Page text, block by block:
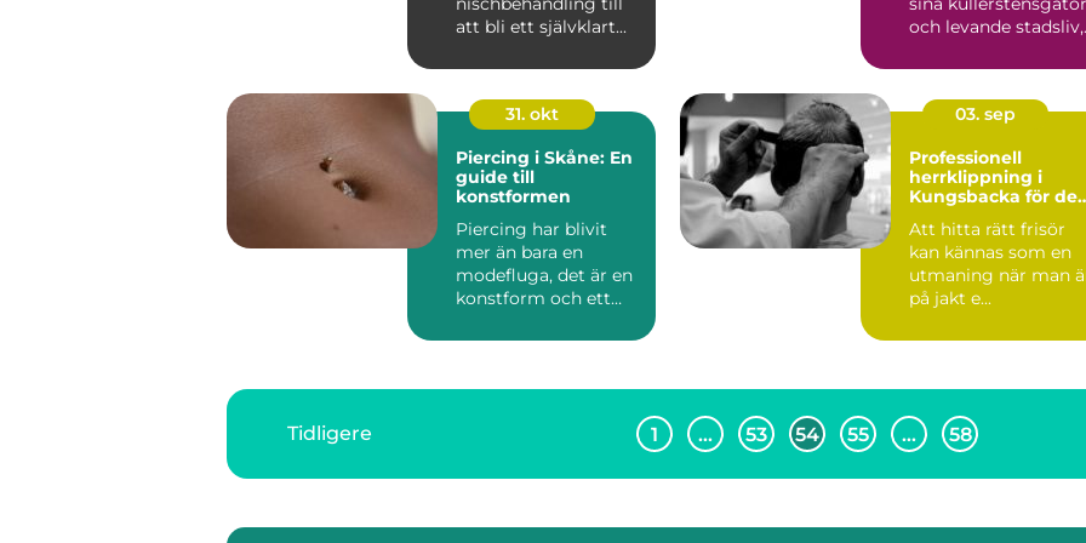
att bli ett självklart...
och levande stadsliv,
31. okt
Piercing i Skåne: En
guide till
konstformen
Piercing har blivit
mer än bara en
modefluga, det är en
konstform och ett
03. sep
Professionell
herrklippning i
Kungsbacka för
Att hitta rätt frisör
kan kännas som en
utmaning när man
på jakt e...
Tidligere 1 … 53 54 55 … 58